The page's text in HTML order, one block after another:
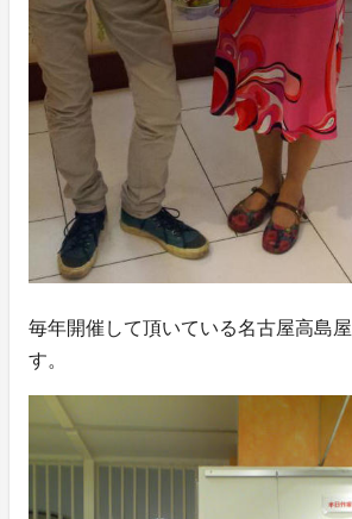
毎年開催して頂いている名古屋高島
す。